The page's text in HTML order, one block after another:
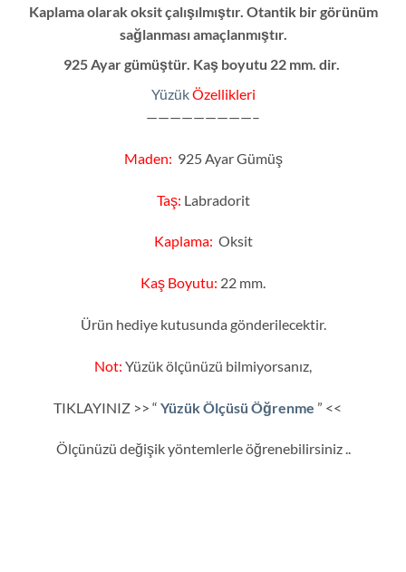
Kaplama olarak oksit çalışılmıştır. Otantik bir görünüm
sağlanması amaçlanmıştır.
925 Ayar gümüştür. Kaş boyutu 22 mm. dir.
YüzükÖzellikleri
—————————–
Maden: 925 Ayar Gümüş
Taş: Labradorit
Kaplama: Oksit
Kaş Boyutu: 22 mm.
Ürün hediye kutusunda gönderilecektir.
Not: Yüzük ölçünüzü bilmiyorsanız,
TIKLAYINIZ >> “ Yüzük Ölçüsü Öğrenme ” <<
Ölçünüzü değişik yöntemlerle öğrenebilirsiniz ..